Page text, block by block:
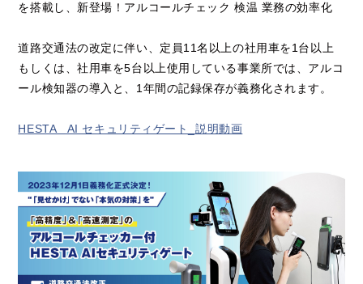
を搭載し、新登場！アルコールチェック 検温 業務の効率化
道路交通法の改定に伴い、定員11名以上の社用車を1台以上
もしくは、社用車を5台以上使用している事業所では、アルコ
ール検知器の導入と、1年間の記録保存が義務化されます。
HESTA AI セキュリティゲート_説明動画